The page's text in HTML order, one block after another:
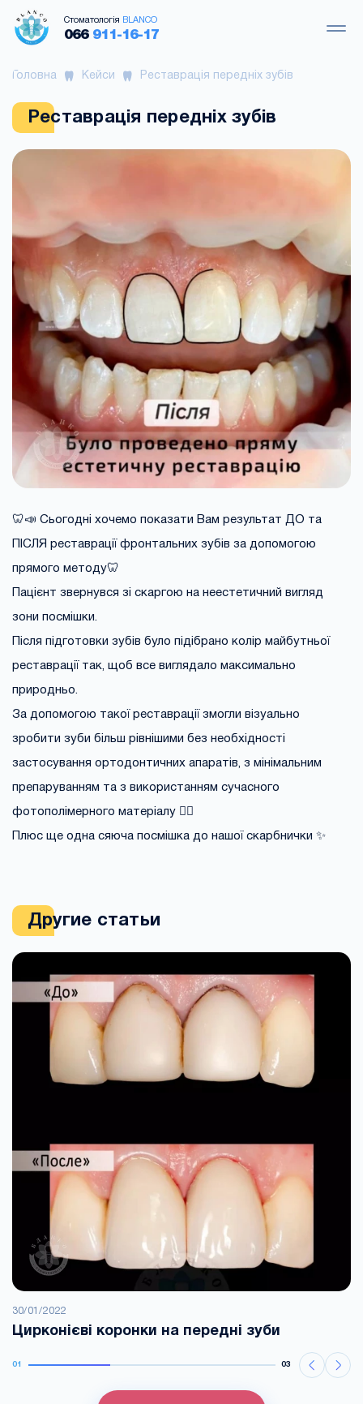
Стоматологія BLANCO
066911-16-17
Головна Кейси Реставрація передніх зубів
Реставрація передніх зубів
🦷📣 Сьогодні хочемо показати Вам результат ДО та
ПІСЛЯ реставрації фронтальних зубів за допомогою
прямого методу🦷
Пацієнт звернувся зі скаргою на неестетичний вигляд
зони посмішки.
Після підготовки зубів було підібрано колір майбутньої
реставрації так, щоб все виглядало максимально
природньо.
За допомогою такої реставрації змогли візуально
зробити зуби більш рівнішими без необхідності
застосування ортодонтичних апаратів, з мінімальним
препаруванням та з використанням сучасного
фотополімерного матеріалу ☝🏻
Плюс ще одна сяюча посмішка до нашої скарбнички ✨
Другие статьи
30/01/2022
Цирконієві коронки на передні зуби
01 03